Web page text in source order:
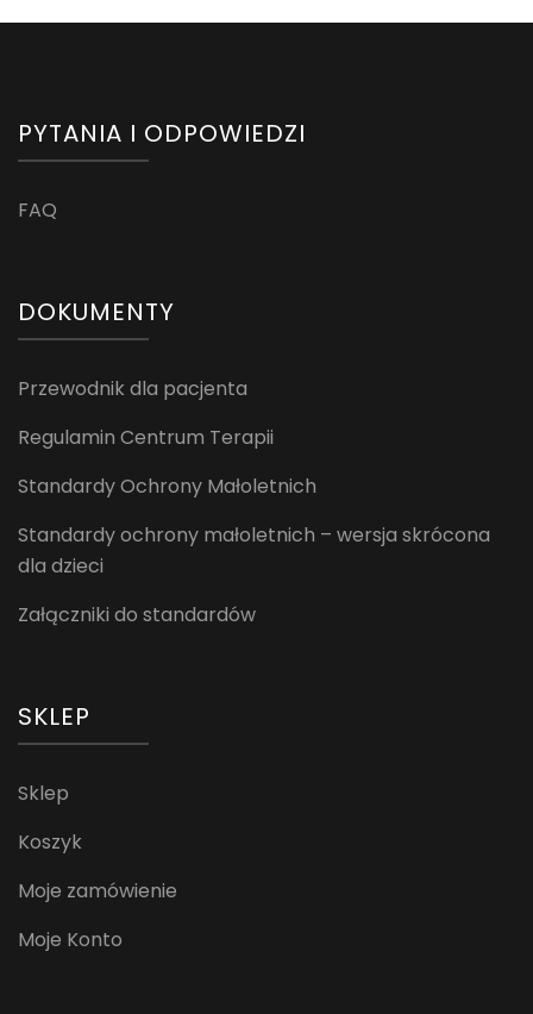
PYTANIA I ODPOWIEDZI
FAQ
DOKUMENTY
Przewodnik dla pacjenta
Regulamin Centrum Terapii
Standardy Ochrony Małoletnich
Standardy ochrony małoletnich – wersja skrócona
dla dzieci
Załączniki do standardów
SKLEP
Sklep
Koszyk
Moje zamówienie
Moje Konto